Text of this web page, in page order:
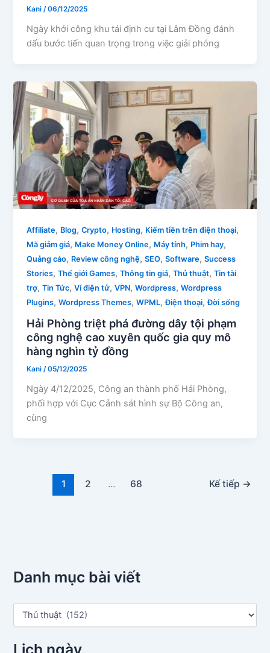
Kani/06/12/2025
Ngày khởi công khu tái định cư tại Lâm Đồng đánh
dấu bước tiến quan trọng trong việc giải phóng
Affiliate, Blog,Crypto, Hosting, Kiếm tiền trên điện thoại,
Mã giảm giá, Make Money Online, Máy tính, Phim hay,
Quảng cáo, Review công nghệ,SEO,Software,Success
Stories,Thế giới Games,Thông tin giá,Thủ thuật,Tin tài
trợ,Tin Tức,Ví điện tử,VPN,Wordpress,Wordpress
Plugins,Wordpress Themes,WPML,Điện thoại,Đời sống
Hải Phòng triệt phá đường dây tội phạm
công nghệ cao xuyên quốc gia quy mô
hàng nghìn tỷ đồng
Kani/05/12/2025
Ngày 4/12/2025, Công an thành phố Hải Phòng,
phối hợp với Cục Cảnh sát hình sự Bộ Công an,
cùng
1 2 … 68 Kế tiếp →
Danh mục bài viết
D
hLịch ngày